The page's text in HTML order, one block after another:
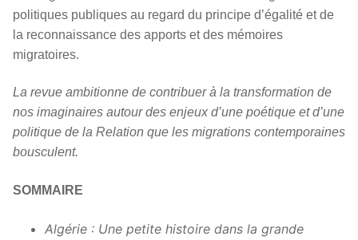
politiques publiques au regard du principe d’égalité et de
la reconnaissance des apports et des mémoires
migratoires.
La revue ambitionne de contribuer à la transformation de
nos imaginaires autour des enjeux d’une poétique et d’une
politique de la Relation que les migrations contemporaines
bousculent.
SOMMAIRE
Algérie : Une petite histoire dans la grande